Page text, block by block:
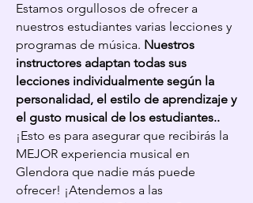
Estamos orgullosos de ofrecer a
nuestros estudiantes varias lecciones y
programas de música. Nuestros
instructores adaptan todas sus
lecciones individualmente según la
personalidad, el estilo de aprendizaje y
el gusto musical de los estudiantes..
¡Esto es para asegurar que recibirás la
MEJOR experiencia musical en
Glendora que nadie más puede
ofrecer! ¡Atendemos a las